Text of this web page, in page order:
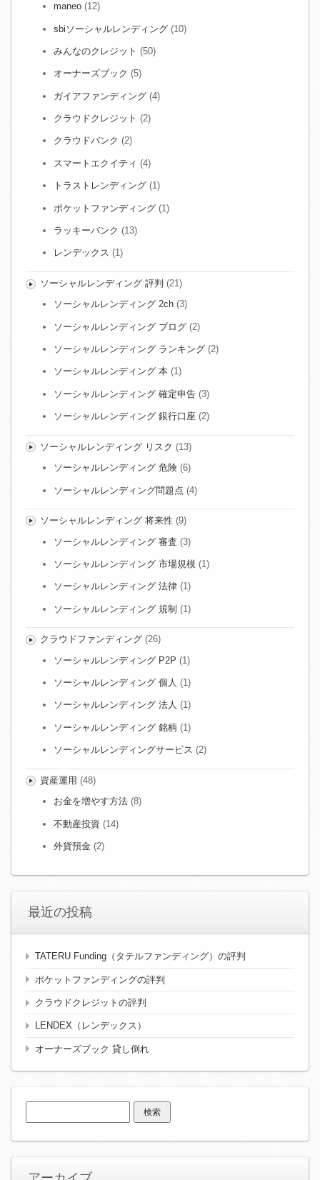
maneo (12)
sbiソーシャルレンディング (10)
みんなのクレジット (50)
オーナーズブック (5)
ガイアファンディング (4)
クラウドクレジット (2)
クラウドバンク (2)
スマートエクイティ (4)
トラストレンディング (1)
ポケットファンディング (1)
ラッキーバンク (13)
レンデックス (1)
ソーシャルレンディング 評判 (21)
ソーシャルレンディング 2ch (3)
ソーシャルレンディング ブログ (2)
ソーシャルレンディング ランキング (2)
ソーシャルレンディング 本 (1)
ソーシャルレンディング 確定申告 (3)
ソーシャルレンディング 銀行口座 (2)
ソーシャルレンディング リスク (13)
ソーシャルレンディング 危険 (6)
ソーシャルレンディング問題点 (4)
ソーシャルレンディング 将来性 (9)
ソーシャルレンディング 審査 (3)
ソーシャルレンディング 市場規模 (1)
ソーシャルレンディング 法律 (1)
ソーシャルレンディング 規制 (1)
クラウドファンディング(26)
ソーシャルレンディング P2P (1)
ソーシャルレンディング 個人 (1)
ソーシャルレンディング 法人 (1)
ソーシャルレンディング 銘柄 (1)
ソーシャルレンディングサービス (2)
資産運用 (48)
お金を増やす方法 (8)
不動産投資 (14)
外貨預金 (2)
最近の投稿
TATERU Funding（タテルファンディング）の評判
ポケットファンディングの評判
クラウドクレジットの評判
LENDEX（レンデックス）
オーナーズブック 貸し倒れ
索: